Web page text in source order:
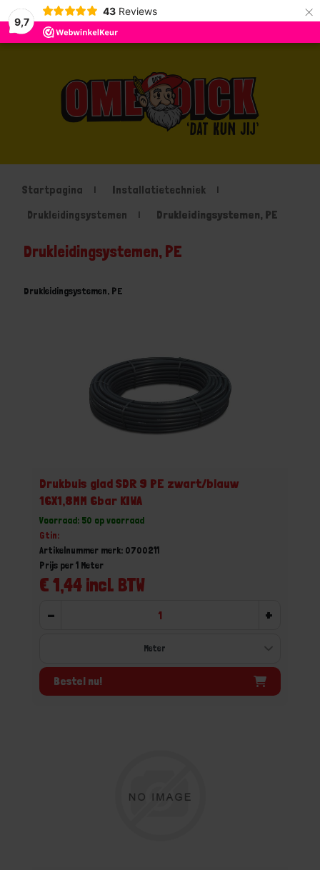
9,7
43 Reviews ×
Startpagina
Installatietechniek
Drukleidingsystemen
Drukleidingsystemen, PE
Drukleidingsystemen, PE
Drukleidingsystemen, PE
Drukbuis glad SDR 9 PE zwart/blauw
16X1,8MM 6bar KIWA
Voorraad: 50 op voorraad
Gtin:
Artikelnummer merk: 0700211
€ 1,44 incl. BTW
Prijs per 1 Meter
- +
Bestel nu!